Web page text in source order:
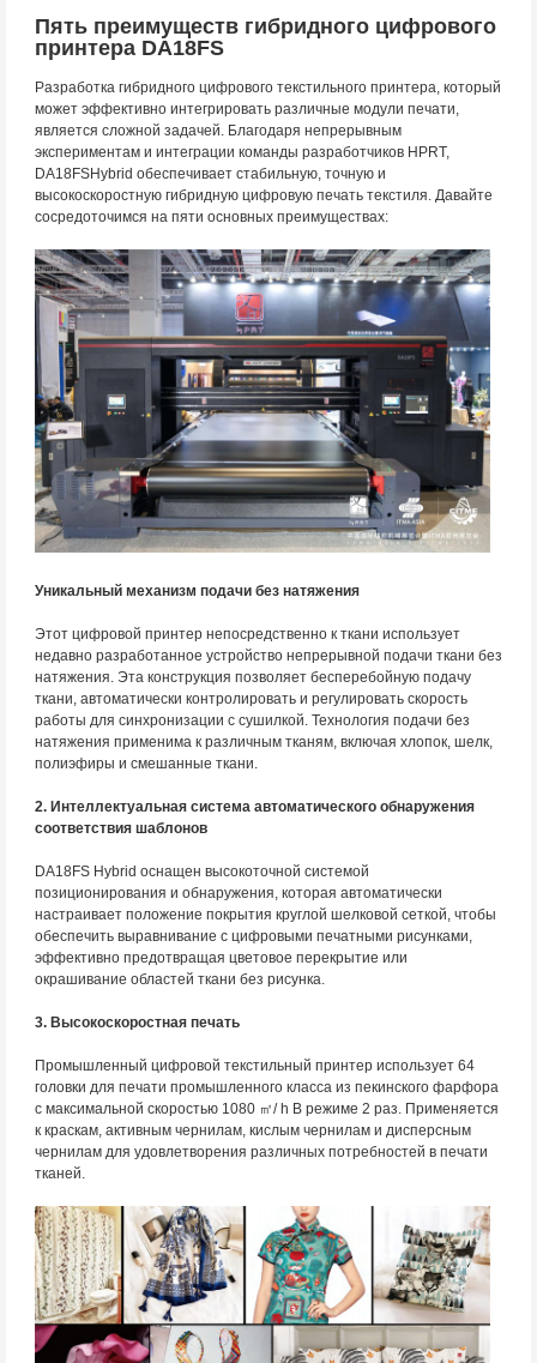
Пять преимуществ гибридного цифрового
принтера DA18FS
Разработка гибридного цифрового текстильного принтера, который
может эффективно интегрировать различные модули печати,
является сложной задачей. Благодаря непрерывным
экспериментам и интеграции команды разработчиков HPRT,
DA18FSHybrid обеспечивает стабильную, точную и
высокоскоростную гибридную цифровую печать текстиля. Давайте
сосредоточимся на пяти основных преимуществах:
Уникальный механизм подачи без натяжения
Этот цифровой принтер непосредственно к ткани использует
недавно разработанное устройство непрерывной подачи ткани без
натяжения. Эта конструкция позволяет бесперебойную подачу
ткани, автоматически контролировать и регулировать скорость
работы для синхронизации с сушилкой. Технология подачи без
натяжения применима к различным тканям, включая хлопок, шелк,
полиэфиры и смешанные ткани.
2. Интеллектуальная система автоматического обнаружения
соответствия шаблонов
DA18FS Hybrid оснащен высокоточной системой
позиционирования и обнаружения, которая автоматически
настраивает положение покрытия круглой шелковой сеткой, чтобы
обеспечить выравнивание с цифровыми печатными рисунками,
эффективно предотвращая цветовое перекрытие или
окрашивание областей ткани без рисунка.
3. Высокоскоростная печать
Промышленный цифровой текстильный принтер использует 64
головки для печати промышленного класса из пекинского фарфора
с максимальной скоростью 1080 ㎡/ h В режиме 2 раз. Применяется
к краскам, активным чернилам, кислым чернилам и дисперсным
чернилам для удовлетворения различных потребностей в печати
тканей.